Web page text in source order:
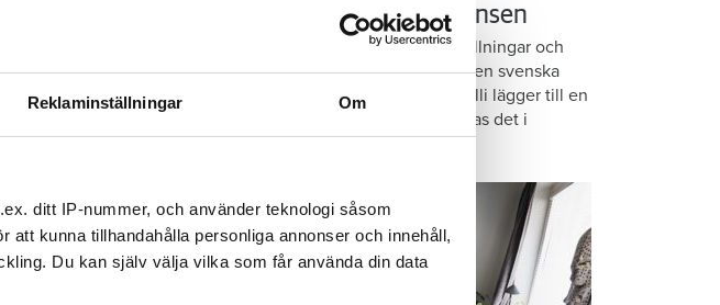
Reklaminställningar Om
ditt IP-nummer, och använder teknologi såsom
kunna tillhandahålla personliga annonser och innehåll,
Du kan själv välja vilka som får använda din data
– trots den galna ingrediensen
Formbrödsskivor i rader, krämiga fyllningar och
krispiga grönsaker. Det är basen i den svenska
klassikern smörgåstårta. Victoria Lalli lägger till en
specialingrediens – och ändå vattnas det i
munnen på självaste Messi.